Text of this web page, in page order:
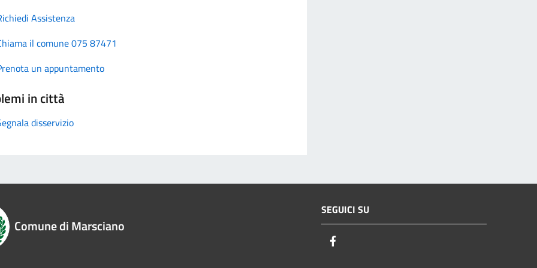
Assistenza
il comune 075 87471
un appuntamento
in città
disservizio
Comune di Marsciano
SEGUICI SU